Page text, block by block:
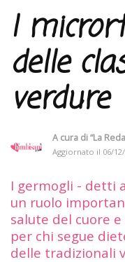
I
delle
verdure
A cura di“La
Aggiornato il 06/
I germogli - detti
un ruolo
salute del cuore
per chi segue
delle tradizionali